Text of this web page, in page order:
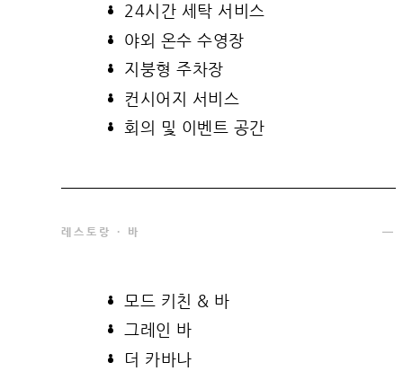
24시간 세탁 서비스
야외 온수 수영장
지붕형 주차장
컨시어지 서비스
회의 및 이벤트 공간
레스토랑 · 바
모드 키친 & 바
그레인 바
더 카바나